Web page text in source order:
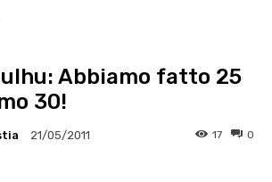
Abbiamo fatto 25
30!
21/05/2011 0
17